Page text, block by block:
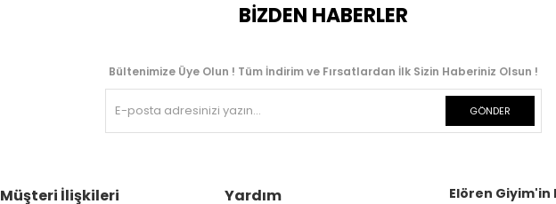
BİZDEN HABERLER
Bültenimize Üye Olun ! Tüm İndirim ve Fırsatlardan İlk Sizin Haberiniz Olsun !
GÖNDER
Müşteri İlişkileri Yardım Elören Giyim'in